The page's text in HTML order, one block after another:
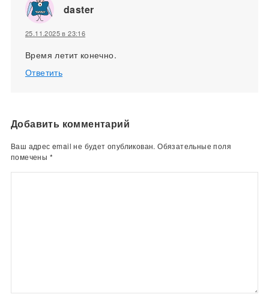
daster
25.11.2025 в 23:16
Время летит конечно.
Ответить
Добавить комментарий
Ваш адрес email не будет опубликован. Обязательные поля
помечены *